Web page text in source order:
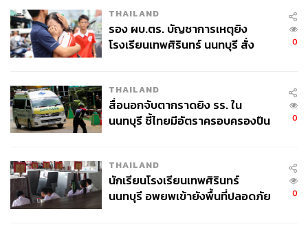
THAILAND
รอง ผบ.ตร. บัญชาการเหตุยิง
โรงเรียนเทพศิรินทร์ นนทบุรี สั่ง
0
THAILAND
สื่อนอกจับตากราดยิง รร. ใน
นนทบุรี ชี้ไทยมีอัตราครอบครองปืน
0
THAILAND
นักเรียนโรงเรียนเทพศิรินทร์
นนทบุรี อพยพเข้ายังพื้นที่ปลอดภัย
0